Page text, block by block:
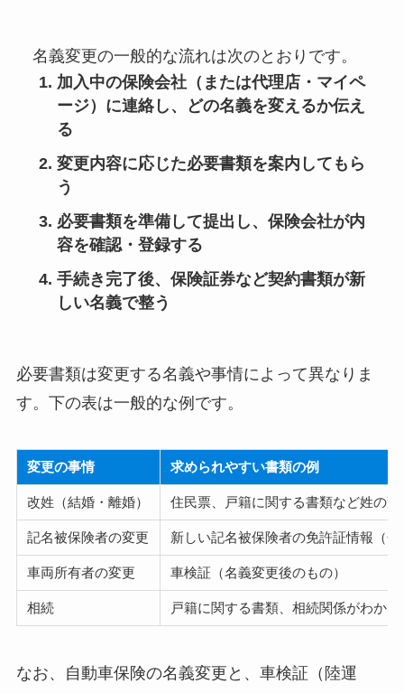
名義変更の一般的な流れは次のとおりです。
加入中の保険会社（または代理店・マイペ
ージ）に連絡し、どの名義を変えるか伝え
る
変更内容に応じた必要書類を案内してもら
う
必要書類を準備して提出し、保険会社が内
容を確認・登録する
手続き完了後、保険証券など契約書類が新
しい名義で整う
必要書類は変更する名義や事情によって異なりま
す。下の表は一般的な例です。
変更の事情 求められやすい書類の例
改姓（結婚・離婚） 住民票、戸籍に関する書類など姓の
記名被保険者の変更 新しい記名被保険者の免許証情報（色
車両所有者の変更 車検証（名義変更後のもの）
相続 戸籍に関する書類、相続関係がわか
なお、自動車保険の名義変更と、車検証（陸運